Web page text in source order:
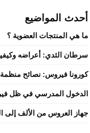
أحدث المواضيع
ما هي المنتجات العضوية ؟
سرطان الثدي: أعراضه
كورونا فيروس: نصائح منظمة
الدخول المدرسي في ظل
جهاز العروس من الألف إلى